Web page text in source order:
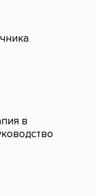
в